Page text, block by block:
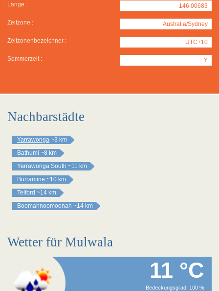
Länge : 146.00683
Zeitzone : Australia/Sydney
Zeitzonenbezeichner : UTC+10
Sommerzeit : Y
Nachbarstädte
Yarrawonga ~3 km
Bathumi ~8 km
Yarrawonga South ~11 km
Burramine ~10 km
Telford ~14 km
Boomahnoomoonah ~14 km
Wetter für Mulwala
11 °C
Bedeckungsgrad: 100 %